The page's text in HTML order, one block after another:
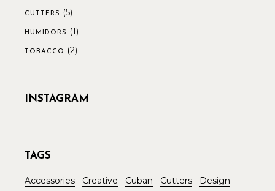
CUTTERS (5)
HUMIDORS (1)
TOBACCO (2)
INSTAGRAM
TAGS
Accessories Creative Cuban Cutters
Design